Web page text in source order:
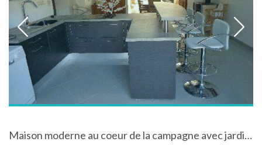
Maison moderne au coeur de la campagne avec jardin et sauna